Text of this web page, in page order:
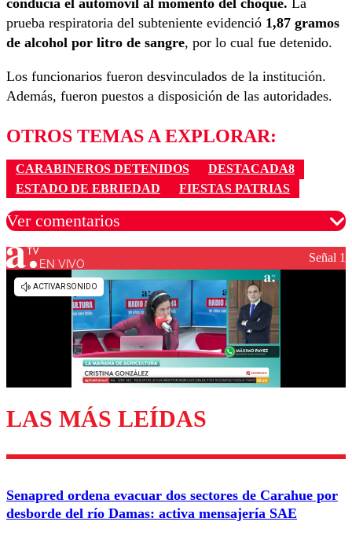
conducía el automóvil al momento del choque. La
prueba respiratoria del subteniente evidenció 1,87 gramos
de alcohol por litro de sangre, por lo cual fue detenido.
Los funcionarios fueron desvinculados de la institución.
Además, fueron puestos a disposición de las autoridades.
OTROS TEMAS A EXPLORAR:
CARABINEROS DETENIDOS
DESTACADA8
ESTADO DE EBRIEDAD
FIESTAS PATRIAS
Ver comentarios
Los comentarios son moderados para garantizar un
diálogo respetuoso.
Enviar comentario
EN VIVO Señal 1
LAS MÁS LEÍDAS
Senapred ordena evacuar dos sectores de Carahue por
desborde del río Damas: activa mensajería SAE